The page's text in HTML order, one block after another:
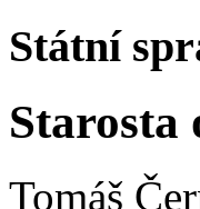
Státní
Starosta
Tomáš